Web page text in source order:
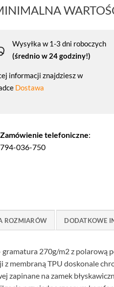
Wysyłka w 1-3 dni roboczych
(średnio w 24 godziny!)
informacji znajdziesz w
Dostawa
Zamówienie telefoniczne:
794-036-750
ROZMIARÓW DODATKOWE
270g/m2 z polarową
TPU doskonale
zapinane na zamek